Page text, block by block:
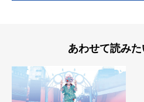
あわせて読み